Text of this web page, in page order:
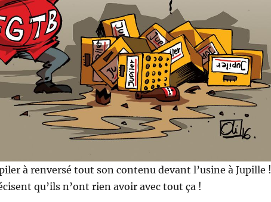
à renversé tout son contenu devant l’usine à Jupille !
qu’ils n’ont rien avoir avec tout ça !